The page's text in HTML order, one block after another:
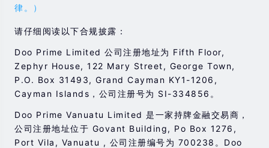
律。）
请仔细阅读以下合规披露：
Doo Prime Limited 公司注册地址为 Fifth Floor,
Zephyr House, 122 Mary Street, George Town,
P.O. Box 31493, Grand Cayman KY1-1206,
Cayman Islands，公司注册号为 SI-334856。
Doo Prime Vanuatu Limited 是一家持牌金融交易商，
公司注册地址位于 Govant Building, Po Box 1276,
Port Vila, Vanuatu , 公司注册编号为 700238。Doo